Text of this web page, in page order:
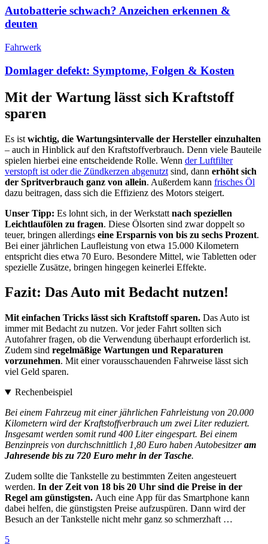
Autobatterie schwach? Anzeichen erkennen &
deuten
Fahrwerk
Domlager defekt: Symptome, Folgen & Kosten
Mit der Wartung lässt sich Kraftstoff
sparen
Es ist wichtig, die Wartungsintervalle der Hersteller einzuhalten
– auch in Hinblick auf den Kraftstoffverbrauch. Denn viele Bauteile
spielen hierbei eine entscheidende Rolle. Wenn der Luftfilter
verstopft ist oder die Zündkerzen abgenutzt sind, dann erhöht sich
der Spritverbrauch ganz von allein. Außerdem kann frisches Öl
dazu beitragen, dass sich die Effizienz des Motors steigert.
Unser Tipp: Es lohnt sich, in der Werkstatt nach speziellen
Leichtlaufölen zu fragen. Diese Ölsorten sind zwar doppelt so
teuer, bringen allerdings eine Ersparnis von bis zu sechs Prozent.
Bei einer jährlichen Laufleistung von etwa 15.000 Kilometern
entspricht dies etwa 70 Euro. Besondere Mittel, wie Tabletten oder
spezielle Zusätze, bringen hingegen keinerlei Effekte.
Fazit: Das Auto mit Bedacht nutzen!
Mit einfachen Tricks lässt sich Kraftstoff sparen. Das Auto ist
immer mit Bedacht zu nutzen. Vor jeder Fahrt sollten sich
Autofahrer fragen, ob die Verwendung überhaupt erforderlich ist.
Zudem sind regelmäßige Wartungen und Reparaturen
vorzunehmen. Mit einer vorausschauenden Fahrweise lässt sich
viel Geld sparen.
Rechenbeispiel
Bei einem Fahrzeug mit einer jährlichen Fahrleistung von 20.000
Kilometern wird der Kraftstoffverbrauch um zwei Liter reduziert.
Insgesamt werden somit rund 400 Liter eingespart. Bei einem
Benzinpreis von durchschnittlich 1,80 Euro haben Autobesitzeram
Jahresende bis zu 720 Euro mehr in der Tasche.
Zudem sollte die Tankstelle zu bestimmten Zeiten angesteuert
werden. In der Zeit von 18 bis 20 Uhr sind die Preise in der
Regel am günstigsten. Auch eine App für das Smartphone kann
dabei helfen, die günstigsten Preise aufzuspüren. Dann wird der
Besuch an der Tankstelle nicht mehr ganz so schmerzhaft …
5